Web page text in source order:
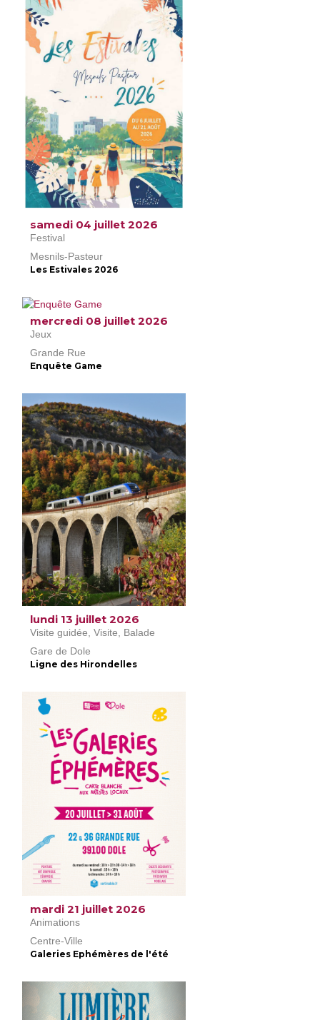
samedi 04 juillet 2026
Festival
Mesnils-Pasteur
Les Estivales 2026
mercredi 08 juillet 2026
Jeux
Grande Rue
Enquête Game
lundi 13 juillet 2026
Visite guidée, Visite, Balade
Gare de Dole
Ligne des Hirondelles
mardi 21 juillet 2026
Animations
Centre-Ville
Galeries Ephémères de l'été